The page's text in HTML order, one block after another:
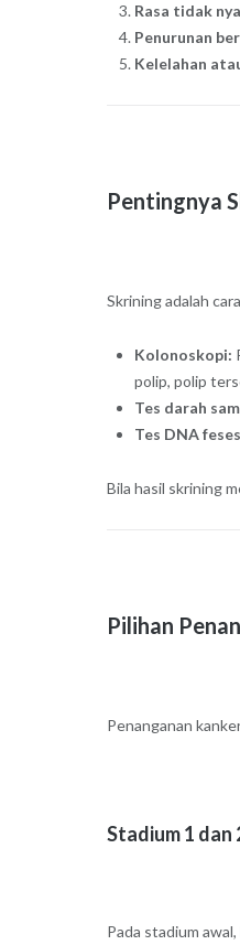
Rasa tidak
Penurunan
Kelelahan
Pentingnya
Skrining adalah
Kolonoskopi:
polip, polip
Tes darah
Tes DNA
Bila hasil skrining
Pilihan
Penanganan
Stadium 1 dan
Pada stadium